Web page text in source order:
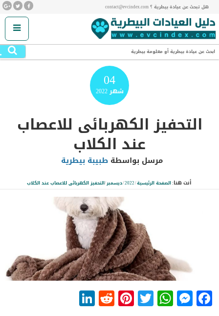
هل تبحث عن عيادة بيطرية ؟ contact@evcindex.com
ابحث عن عيادة بيطرية أو معلومة بيطرية
04
شهر2022
التحفيز الكهربائى للاعصاب
عند الكلاب
مرسل بواسطة طبيبة بيطرية
أنت هنا:الصفحة الرئيسية/
2022
/ديسمبر/التحفيز الكهربائى للاعصاب عند الكلاب
Facebook
Messenger
WhatsApp
Twitter
Pinterest
Reddit